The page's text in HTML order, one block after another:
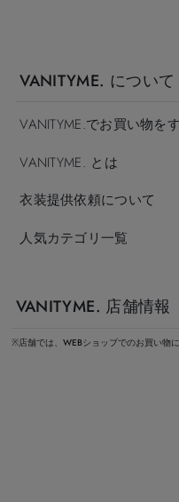
VANITYME. について
VANITYME.でお買い物を
VANITYME. とは
衣装提供依頼について
人気カテゴリ一覧
VANITYME. 店舗情報
※店舗では、WEBショップでのお買い物